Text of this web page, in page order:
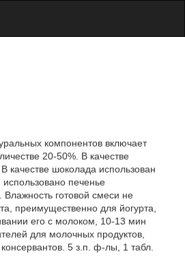
компонентов включает
20-50%. В качестве
шоколада использован
печенье
готовой смеси не
преимущественно для йогурта,
его с молоком, 10-13 мин
для молочных продуктов,
5 з.п. ф-лы, 1 табл.